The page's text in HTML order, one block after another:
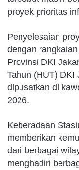
proyek prioritas
Penyelesaian
dengan
Provinsi DKI
Tahun (HUT) DKI
dipusatkan di
2026.
Keberadaan
memberikan
dari berbagai
menghadiri